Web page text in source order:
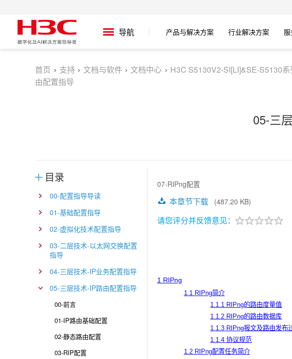
导航 产品与解决方案 行业解决方案
首页 支持 文档与软件 文档中心 H3C S5130V2-SI[LI]&SE-S5130
由配置指导
05-三
目录
00-配置指导导读
01-基础配置指导
02-虚拟化技术配置指导
03-二层技术-以太网交换配置
指导
04-三层技术-IP业务配置指导
05-三层技术-IP路由配置指导
00-前言
01-IP路由基础配置
02-静态路由配置
03-RIP配置
07-RIPng配置
本章节下载 (487.20 KB)
请您评分并反馈意见：
1 RIPng
1.1 RIPng简介
1.1.1 RIPng的路由度量值
1.1.2 RIPng的路由数据库
1.1.3 RIPng报文及路由发布
1.1.4 协议规范
1.2 RIPng配置任务简介